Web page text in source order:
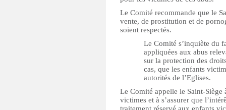
Le Comité recommande que le
vente, de prostitution et de
soient respectés.
Le Comité s’inquiète du
appliquées aux abus
sur la protection des
cas, que les enfants
autorités de l’Eglises.
Le Comité appelle le Saint-Siège
victimes et à s’assurer que